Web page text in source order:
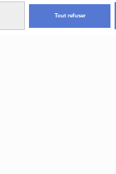
Tout refuser